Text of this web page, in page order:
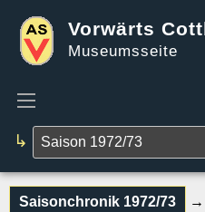
Vorwärts
Museumsseite
↳
Saisonchronik 1972/73 →